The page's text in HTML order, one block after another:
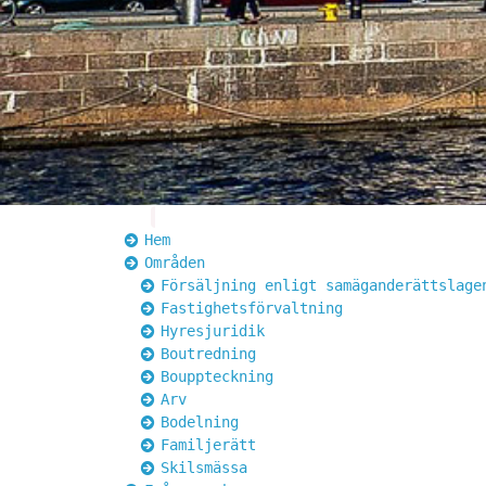
Hem
Områden
Försäljning enligt
Fastighetsförvaltning
Hyresjuridik
Boutredning
Bouppteckning
Arv
Bodelning
Familjerätt
Skilsmässa